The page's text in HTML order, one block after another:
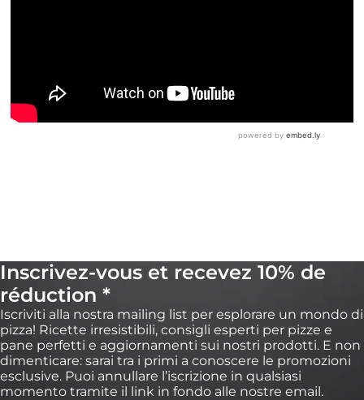
Inscrivez-vous et recevez 10% de
réduction *
Iscriviti alla nostra mailing list per esplorare un mondo di
pizza! Ricette irresistibili, consigli esperti per pizze e
pane perfetti e aggiornamenti sui nostri prodotti. E non
dimenticare: sarai tra i primi a conoscere le promozioni
esclusive. Puoi annullare l’iscrizione in qualsiasi
momento tramite il link in fondo alle nostre email.